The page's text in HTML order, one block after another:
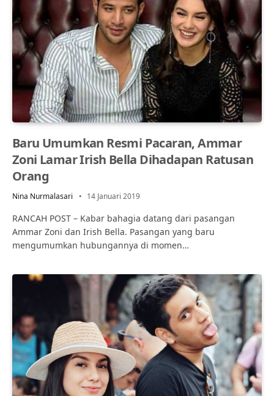
Baru Umumkan Resmi Pacaran, Ammar
Zoni Lamar Irish Bella Dihadapan Ratusan
Orang
Nina Nurmalasari 14 Januari 2019
RANCAH POST – Kabar bahagia datang dari pasangan
Ammar Zoni dan Irish Bella. Pasangan yang baru
mengumumkan hubungannya di momen…